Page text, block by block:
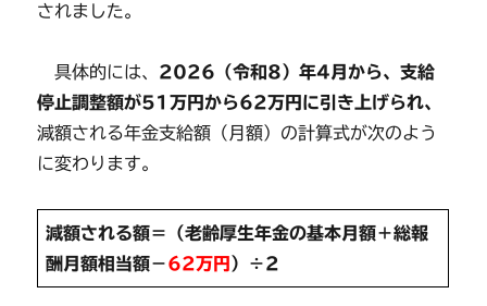
されました。
具体的には、 2026（令和8）年4月から、支給
停止調整額が51万円から62万円に引き上げられ、
減額される年金支給額（月額）の計算式が次のよう
に変わります。
減額される額＝（老齢厚生年金の基本月額＋総報
酬月額相当額－62万円 ）÷2